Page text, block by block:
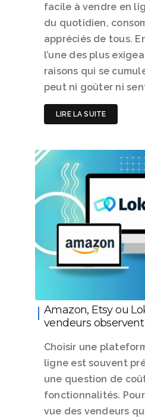
facile à vendre en
du quotidien,
appréciés de tous.
l’une des plus
raisons qui se
peut ni goûter ni
LIRE LA SUITE
Amazon, Etsy ou
vendeurs
Choisir une
ligne est souvent
une question de
fonctionnalités.
vue des vendeurs